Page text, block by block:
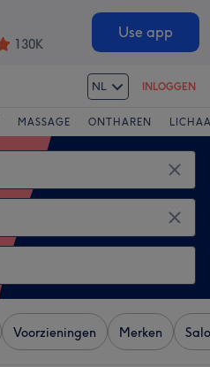
130K
Use app
NL INLOGGEN
MASSAGE ONTHAREN
Voorzieningen Merken